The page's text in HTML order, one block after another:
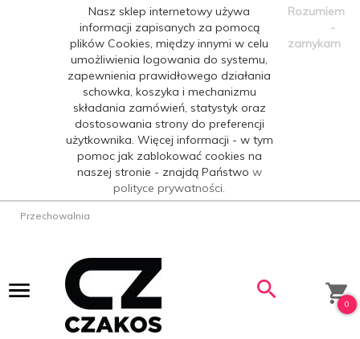
Nasz sklep internetowy używa
informacji zapisanych za pomocą
plików Cookies, między innymi w celu
umożliwienia logowania do systemu,
zapewnienia prawidłowego działania
schowka, koszyka i mechanizmu
składania zamówień, statystyk oraz
dostosowania strony do preferencji
użytkownika. Więcej informacji - w tym
pomoc jak zablokować cookies na
naszej stronie - znajdą Państwo w
polityce prywatności.
Rozumiem
-
zamykam
Przechowalnia
0